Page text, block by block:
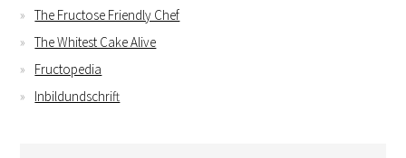
The Fructose Friendly Chef
The Whitest Cake Alive
Fructopedia
Inbildundschrift